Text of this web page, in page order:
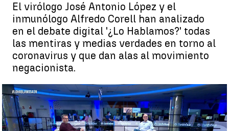
El virólogo José Antonio López y el
inmunólogo Alfredo Corell han analizado
en el debate digital '¿Lo Hablamos?' todas
las mentiras y medias verdades en torno al
coronavirus y que dan alas al movimiento
negacionista.
Bulos sobre el covid al descubierto en el debate digital '¿Lo
Hablamos?', streaming en directo |antena3noticias.com